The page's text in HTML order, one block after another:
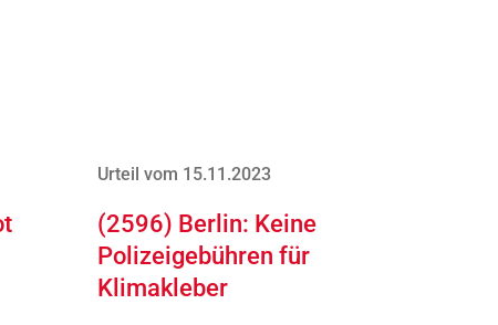
Urteil vom 15.11.2023
(2596) Berlin: Keine
Polizeigebühren für
Klimakleber